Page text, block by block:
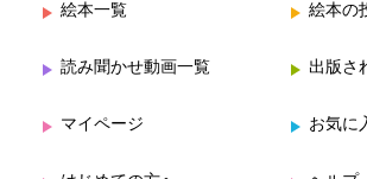
絵本一覧 絵本の
読み聞かせ動画一覧 出版さ
マイページ お気に